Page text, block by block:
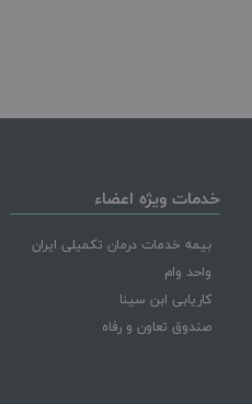
خدمات ویژه اعضاء
بیمه خدمات درمان تکمیلی ایران
واحد وام
کاریابی ابن سینا
صندوق تعاون و رفاه